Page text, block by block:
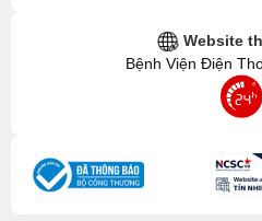
Website
Bệnh Viện Điện